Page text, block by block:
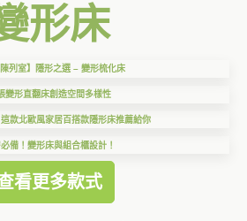
形床
陳列室】隱形之選 – 變形梳化床
變形直翻床創造空間多樣性
款北歐風家居百搭款隱形床推薦給你
備！變形床與組合櫃設計！
看更多款式